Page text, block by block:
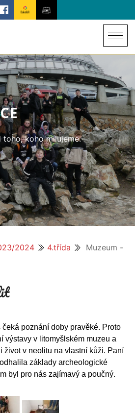
toho, koho milujeme.
2024 4.třída
Muzeum -
poznání doby pravěké. Proto
výstavy v litomyšlském muzeu a
život v neolitu na vlastní kůži. Paní
základy archeologické
byl pro nás zajímavý a poučný.